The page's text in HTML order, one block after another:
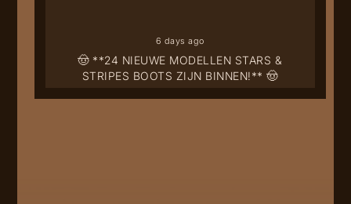
🤠 **24 NIEUWE MODELLEN STARS &
STRIPES BOOTS ZIJN BINNEN!** 🤠
6 days ago